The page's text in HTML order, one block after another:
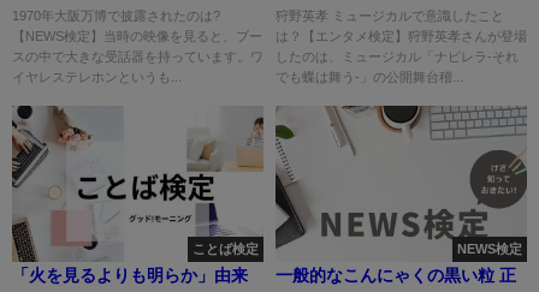
1970年大阪万博で披露されたのは?
【NEWS検定】当時の映像を見ると、ブー
スの中で大きな受話器を持っています。ワ
イヤレステレホンというも...
狩野英孝 ミュージカルで意識したこと
は？【エンタメ検定】狩野英孝さんが登場
したのは、ミュージカル「ナビレラ-それ
でも蝶は舞う-」の公開舞台稽...
ことば検定
「火を見るよりも明らか」由来
NEWS検定
一般的なこんにゃくの黒い粒 正